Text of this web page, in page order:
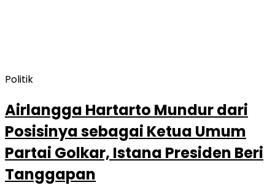
Politik
Airlangga Hartarto Mundur dari
Posisinya sebagai Ketua Umum
Partai Golkar, Istana Presiden Beri
Tanggapan